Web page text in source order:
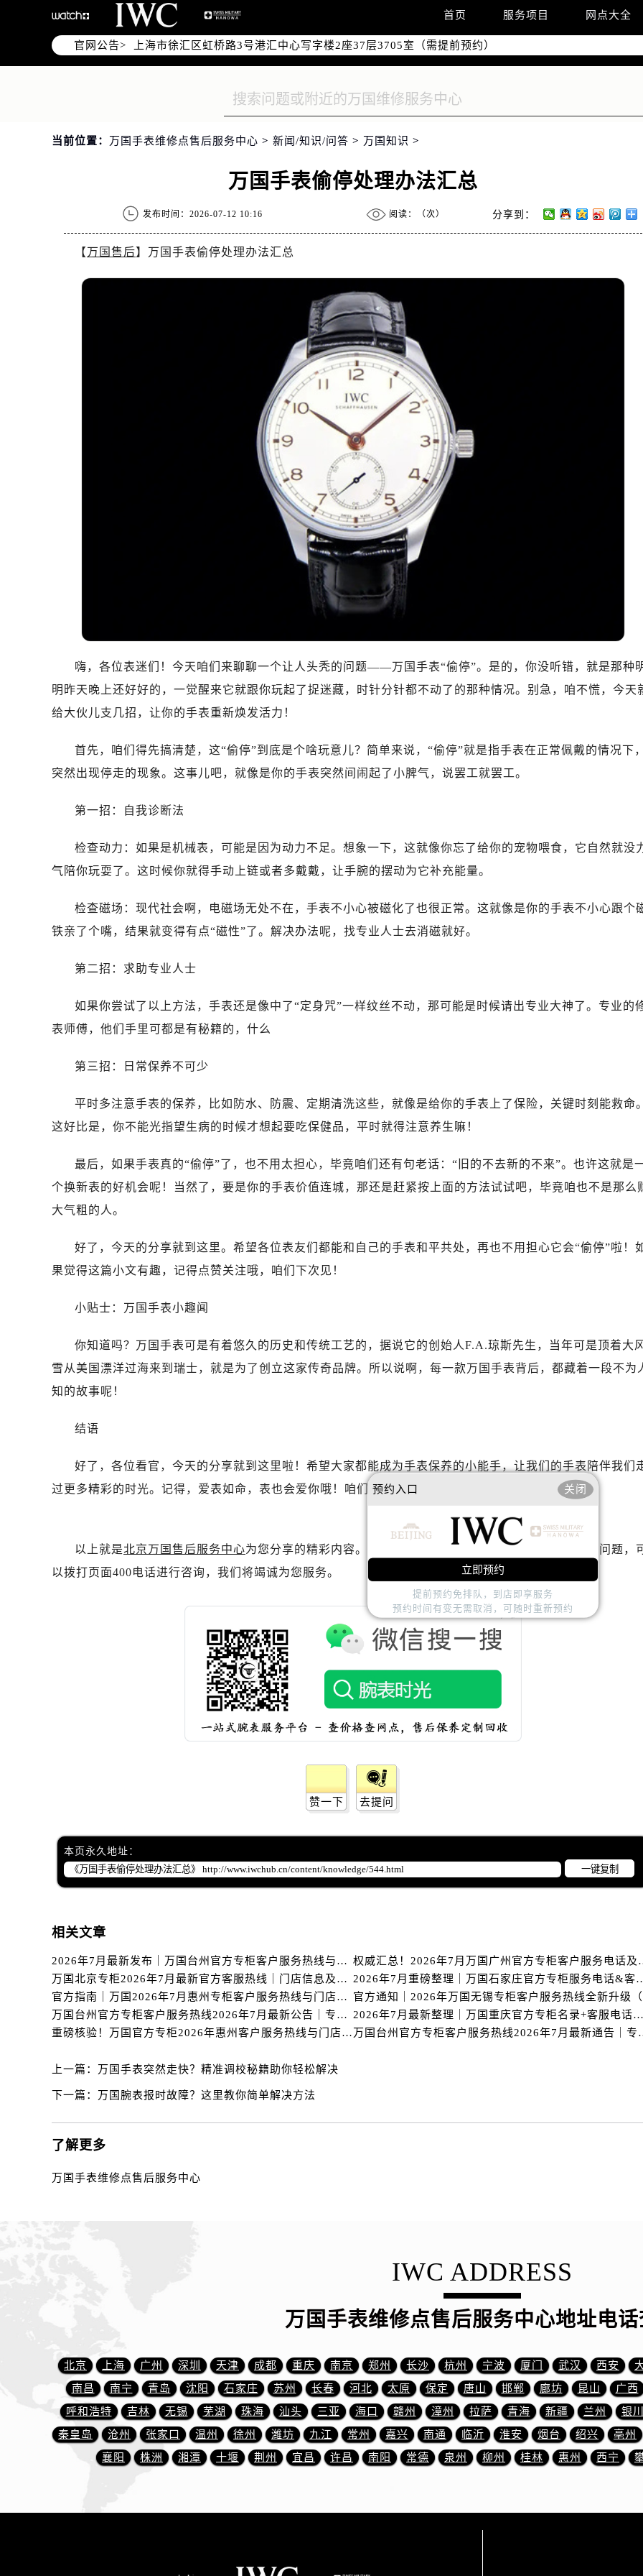
首页 服务项目 网点大全
官网公告>
北京市朝阳区建国门外大街甲6号华熙国际中心写字楼D座11层1102室（需提前预约）
天津市和平区赤峰道136号天津国际金融中心写字楼26层2603室（需提前预约）
上海市徐汇区虹桥路3号港汇中心写字楼2座37层3705室（需提前预约）
上海市黄浦区南京东路299号宏伊国际广场写字楼8层806室（需提前预约）
常州市新北区龙锦路1590号现代传媒中心写字楼5号楼10层1008室（需提前预约）
扬州市邗江区国展路29号星耀天地写字楼1号楼18层1803室（需提前预约）
泰州市海陵区永定东路399号置地商务中心东塔写字楼（华润万象城）17层1706室（需提前预约）
宁波市江北区大闸南路500号来福士广场办公楼20层2009室（需提前预约）
金华市金东区东市南街777号金华万达广场写字楼4号楼22层2209室（需提前预约）
南昌市红谷滩新区红谷中大道998号绿地双子塔（中央广场）A1座办公楼14层07室（需提前预约）
济南市历下区经十路11111号华润中心写字楼（万象城）15层1508室（需提前预约）
广州市天河区天河路230号万菱汇国际中心写字楼A塔7层704室（需提前预约）
广州市越秀区环市东路371-375号世界贸易中心大厦南塔写字楼15层07室（需提前预约）
深圳市罗湖区深南东路5001号华润大厦写字楼17层1701室（需提前预约）
惠州市惠城区江北文昌一路7号华贸大厦写字楼1座30层05室（需提前预约）
厦门市思明区湖滨东路95号华润大厦写字楼B座11层1104室（需提前预约）
福州市鼓楼区五四路128-1号恒力城写字楼15层03室（需提前预约）
成都市锦江区人民东路6号SAC东原中心写字楼24层2406B室（需提前预约）
重庆市江北区观音桥步行街2号融恒时代广场写字楼9层902室（需提前预约）
长沙市芙蓉区定王台街道建湘路393号世茂环球金融中心写字楼（芙蓉广场）10层13室（需提前预约）
郑州市二七区铭功路10号华润大厦写字楼29层2905室（需提前预约）
太原市迎泽区解放路15号亨得利名表服务中心（品牌授权店）3层整层（需提前预约）
沈阳市沈河区中街路137号亨得利名表服务中心（品牌授权店）1层整层（需提前预约）
沈阳市沈河区中街路83号亨得利名表服务中心（品牌授权店）1层整层（需提前预约）
乌鲁木齐市天山区红山路26号时代广场（CCMALL）C座17层17-B（需提前预约）
大连市中山区人民路15号国际金融大厦7层G室（需提前预约）
佛山市禅城区季华五路57号万科金融中心C座12层1205室（需提前预约）
东莞市东城街道鸿福东路1号民盈国贸中心T1写字楼9层907室（需提前预约）
南通市崇川区工农路57号圆融广场写字楼16层1603室（需提前预约）
苏州市苏州工业园区星港街199号苏州中心办公楼C座22层08室（需提前预约）
南宁市青秀区金湖路59号地王大厦12楼1224室（需提前预约）
泉州市丰泽区宝洲路729号浦西万达中心写字楼A座7楼709室（需提前预约）
青岛市南区山东路6号华润大厦B座22层04室（需提前预约）
长春市朝阳区西安大路727号中银大厦A座(旺进大厦)18层09室（需提前预约）
贵阳市南明区都司高架桥路33号亨特国际金融中心14楼14D（需提前预约）
石家庄市长安区中山东路39号勒泰中心写字楼B座13层07室（需提前预约）
海口市龙华区金贸东路5号海口华润大厦B座17层1707室（需提前预约）
唐山市路南区新华东道100号万达广场写字楼A座10层1002室（需提前预约）
内蒙古自治区呼和浩特市玉泉区大学西街70号华润万象城写字楼（鄂尔多斯大厦）23层2326室（需提
重庆市解放碑渝中区民权路28号英利国际金融中心写字楼20层01室（需提前预约）
黑龙江省大庆市萨尔图区会战大街万国售后服务中心（需提前预约）
黑龙江省黑河市爱辉区中央街万国售后服务中心（需提前预约）
黑龙江省鸡西市鸡冠区红军路万国售后服务中心（需提前预约）
黑龙江省七台河市桃山区大同街万国售后服务中心（需提前预约）
黑龙江省齐齐哈尔市龙沙区龙华路万国售后服务中心（需提前预约）
黑龙江省绥化市北林区新华街与康庄路交叉口万国售后服务中心（需提前预约）
吉林省白城市洮北区明仁南街万国售后服务中心（需提前预约）
吉林省白山市浑江区浑江大街万国售后服务中心（需提前预约）
吉林省松原市宁江区五环大街万国售后服务中心（需提前预约）
吉林省通化市东昌区环通乡江南大街万国售后服务中心（需提前预约）
辽宁省鞍山市铁东区站前街万国售后服务中心（需提前预约）
辽宁省本溪市平山区胜利路万国售后服务中心（需提前预约）
辽宁省朝阳市双塔区新华路万国售后服务中心（需提前预约）
辽宁省丹东市振兴区七经街万国售后服务中心（需提前预约）
辽宁省抚顺市新抚区东一路万国售后服务中心（需提前预约）
辽宁省阜新市海州区解放大街万国售后服务中心（需提前预约）
辽宁省葫芦岛市连山区中央路万国售后服务中心（需提前预约）
辽宁省锦州市古塔区中央大街万国售后服务中心（需提前预约）
辽宁省辽阳市白塔区新运大街万国售后服务中心（需提前预约）
辽宁省铁岭市银州区南马路万国售后服务中心（需提前预约）
辽宁省沈阳市沈河区中街路137号亨得利名表维修授权店1楼万国售后服务中心（需提前预约）
辽宁省沈阳市沈河区中街路83号亨得利名表维修授权店1楼万国售后服务中心（需提前预约）
北京市东城区东长安街1号王府井东方广场W3座6层602室万国售后服务中心（需提前预约）
内蒙古自治区阿拉善盟市左旗土尔扈特大街万国售后服务中心（需提前预约）
内蒙古自治区鄂尔多斯市东胜区伊金霍洛街万国售后服务中心（需提前预约）
内蒙古自治区呼伦贝尔市海拉尔区中央街万国售后服务中心（需提前预约）
内蒙古自治区通辽市科尔沁区明仁大街万国售后服务中心（需提前预约）
内蒙古自治区乌海市海勃湾区人民南路万国售后服务中心（需提前预约）
内蒙古自治区乌兰察布市集宁区恩和大街万国售后服务中心（需提前预约）
内蒙古自治区兴安盟市乌兰浩特市兴安大街万国售后服务中心（需提前预约）
山西省大同市平城区迎宾街万国售后服务中心（需提前预约）
山西省吕梁市离石区永宁中路与建设街交叉口万国售后服务中心（需提前预约）
山西省长治市潞州区英雄中路万国售后服务中心（需提前预约）
山西省太原市迎泽区迎泽街道解放路15号亨得利名表维修授权店3楼万国售后服务中心（需提前预约）
天津市和平区赤峰道136号天津国际金融中心26层2603室万国售后服务中心（需提前预约）
安徽省蚌埠市蚌山区淮河路万国售后服务中心（需提前预约）
安徽省亳州市谯城区魏武大道万国售后服务中心（需提前预约）
安徽省池州市贵池区长江路万国售后服务中心（需提前预约）
安徽省滁州市琅琊区南谯北路万国售后服务中心（需提前预约）
安徽省阜阳市颍州区颍州北路万国售后服务中心（需提前预约）
安徽省淮北市相山区淮海路万国售后服务中心（需提前预约）
当前位置： 万国手表维修点售后服务中心 > 新闻/知识/问答 > 万国知识 >
万国手表偷停处理办法汇总
发布时间：2026-07-12 10:16 阅读：（次） 分享到：
【万国售后】万国手表偷停处理办法汇总
嗨，各位表迷们！今天咱们来聊聊一个让人头秃的问题——万国手表“偷停”。是的，你没听错，就是那种
明昨天晚上还好好的，一觉醒来它就跟你玩起了捉迷藏，时针分针都不动了的那种情况。别急，咱不慌，今天
给大伙儿支几招，让你的手表重新焕发活力！
首先，咱们得先搞清楚，这“偷停”到底是个啥玩意儿？简单来说，“偷停”就是指手表在正常佩戴的情况下，
突然出现停走的现象。这事儿吧，就像是你的手表突然间闹起了小脾气，说罢工就罢工。
第一招：自我诊断法
检查动力：如果是机械表，可能是因为动力不足。想象一下，这就像你忘了给你的宠物喂食，它自然就没
气陪你玩耍了。这时候你就得手动上链或者多戴戴，让手腕的摆动为它补充能量。
检查磁场：现代社会啊，电磁场无处不在，手表不小心被磁化了也很正常。这就像是你的手表不小心跟个
铁亲了个嘴，结果就变得有点“磁性”了。解决办法呢，找专业人士去消磁就好。
第二招：求助专业人士
如果你尝试了以上方法，手表还是像中了“定身咒”一样纹丝不动，那可能是时候请出专业大神了。专业的
表师傅，他们手里可都是有秘籍的，什么
第三招：日常保养不可少
平时多注意手表的保养，比如防水、防震、定期清洗这些，就像是给你的手表上了保险，关键时刻能救命。
这好比是，你不能光指望生病的时候才想起要吃保健品，平时就得注意养生嘛！
最后，如果手表真的“偷停”了，也不用太担心，毕竟咱们还有句老话：“旧的不去新的不来”。也许这就是
个换新表的好机会呢！当然了，要是你的手表价值连城，那还是赶紧按上面的方法试试吧，毕竟咱也不是那么
大气粗的人。
好了，今天的分享就到这里。希望各位表友们都能和自己的手表和平共处，再也不用担心它会“偷停”啦！
果觉得这篇小文有趣，记得点赞关注哦，咱们下次见！
小贴士：万国手表小趣闻
你知道吗？万国手表可是有着悠久的历史和传统工艺的，据说它的创始人F.A.琼斯先生，当年可是顶着大
雪从美国漂洋过海来到瑞士，就是为了创立这家传奇品牌。所以说啊，每一款万国手表背后，都藏着一段不为
知的故事呢！
结语
好了，各位看官，今天的分享就到这里啦！希望大家都能成为手表保养的小能手，让我们的手表陪伴我们
过更多精彩的时光。记得，爱表如命，表也会爱你哦！咱们下回见！
以上就是北京万国售后服务中心为您分享的精彩内容。如果您还有其他关于万国手表维护和保养的问题，
以拨打页面400电话进行咨询，我们将竭诚为您服务。
赞一下 去提问
本页永久地址：
一键复制
相关文章
2026年7月最新发布｜万国台州官方专柜客户服务热线与专柜信息攻略
权威汇总！2026
万国北京专柜2026年7月最新官方客服热线｜门店信息及服务攻略发布
2026年7月重磅整理｜万国石家庄官
官方指南｜万国2026年7月惠州专柜客户服务热线与门店信息全攻略
万国台州官方专柜客户服务热线2026年7月最新公告｜专柜信息权威核验
2026年7月最新整理｜万国重庆官方专柜名录+客服电话，门店信息大公开
重磅核验！万国官方专柜2026年惠州客户服务热线与门店信息（7月最新）
万国台州官方专柜客
上一篇： 万国手表突然走快？精准调校秘籍助你轻松解决
下一篇： 万国腕表报时故障？这里教你简单解决方法
了解更多
万国手表维修点售后服务中心
IWC ADDRESS
万国手表维修点售后服务中心地址电话
北京 上海 广州 深圳 天津 成都 重庆 南京 郑州 长沙 杭州 宁波 厦门 武汉 西安
南昌
南宁 青岛 沈阳 石家庄 苏州 长春 河北 太原 保定 唐山 邯郸 廊坊 昆山 广西
呼和浩特
吉林 无锡 芜湖 珠海 汕头 三亚 海口 赣州 漳州 拉萨 青海 新疆 兰州 银川
秦皇岛
沧州 张家口 温州 徐州 潍坊 九江 常州 嘉兴 南通 临沂 淮安 烟台 绍兴 亳州
襄阳
株洲 湘潭 十堰 荆州 宜昌 许昌 南阳 常德 泉州 柳州 桂林 惠州 西宁
预约入口 关闭
立即预约
提前预约免排队，到店即享服务
预约时间有变无需取消，可随时重新预约